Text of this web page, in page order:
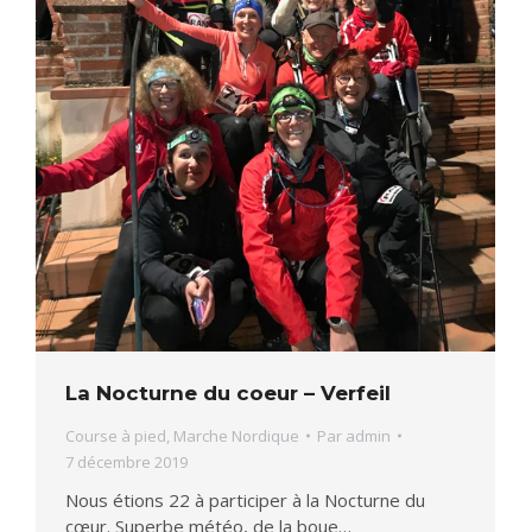
La Nocturne du coeur – Verfeil
Course à pied Marche Nordique Par admin
7 décembre 2019
Nous étions 22 à participer à la Nocturne du
cœur. Superbe météo, de la boue…